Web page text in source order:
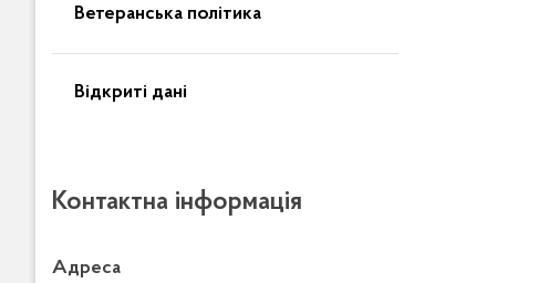
Ветеранська політика
Відкриті дані
Контактна інформація
Адреса